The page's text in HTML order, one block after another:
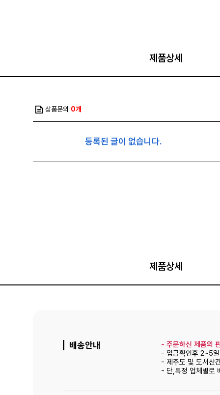
제품상세
상품문의 0개
등록된 글이 없습니다.
제품상세
배송안내 - 주문하신 제품의
- 입금확인후 2~5
- 제주도 및 도서산
- 단,특정 업체별로